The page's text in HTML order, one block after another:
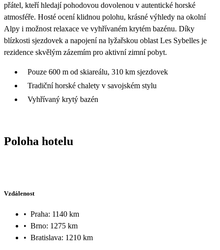
přátel, kteří hledají pohodovou dovolenou v autentické horské
atmosféře. Hosté ocení klidnou polohu, krásné výhledy na okolní
Alpy i možnost relaxace ve vyhřívaném krytém bazénu. Díky
blízkosti sjezdovek a napojení na lyžařskou oblast Les Sybelles je
rezidence skvělým zázemím pro aktivní zimní pobyt.
Pouze 600 m od skiareálu, 310 km sjezdovek
Tradiční horské chalety v savojském stylu
Vyhřívaný krytý bazén
Poloha hotelu
Vzdálenost
• Praha: 1140 km
• Brno: 1275 km
• Bratislava: 1210 km